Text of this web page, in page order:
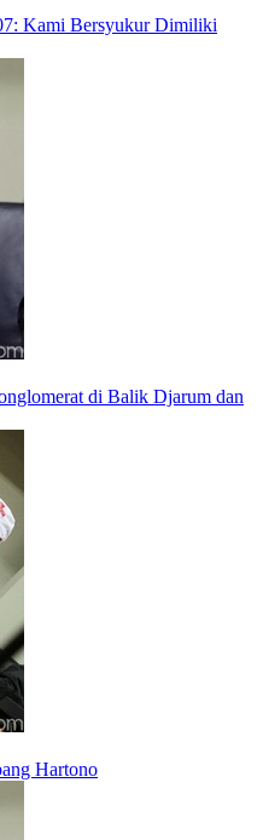
Kami Bersyukur Dimiliki
di Balik Djarum dan
Hartono